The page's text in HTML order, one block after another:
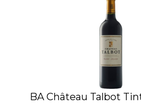
BA Château Talbot